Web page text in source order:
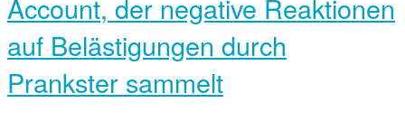
Account, der negative Reaktionen
auf Belästigungen durch
Prankster sammelt